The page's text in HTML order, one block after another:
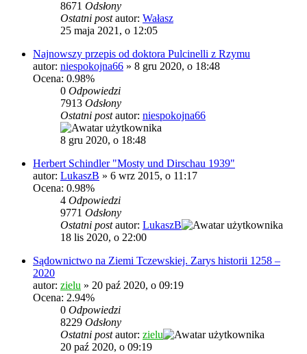
8671 Odsłony
Ostatni postautor: Wałasz
25 maja 2021, o 12:05
Najnowszy przepis od doktora Pulcinelli z Rzymu
autor: niespokojna66 » 8 gru 2020, o 18:48
Ocena: 0.98%
0 Odpowiedzi
7913 Odsłony
Ostatni postautor: niespokojna66
8 gru 2020, o 18:48
Herbert Schindler "Mosty und Dirschau 1939"
autor: LukaszB » 6 wrz 2015, o 11:17
Ocena: 0.98%
4 Odpowiedzi
9771 Odsłony
Ostatni postautor: LukaszB
18 lis 2020, o 22:00
Sądownictwo na Ziemi Tczewskiej. Zarys historii 1258 –
2020
autor: zielu » 20 paź 2020, o 09:19
Ocena: 2.94%
0 Odpowiedzi
8229 Odsłony
Ostatni postautor: zielu
20 paź 2020, o 09:19